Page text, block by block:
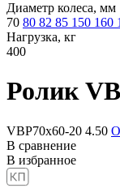
Диаметр колеса, мм
70 80 82 85 150 160
Нагрузка, кг
400
Ролик
VBP70x60-20 4.50
В сравнение
В избранное